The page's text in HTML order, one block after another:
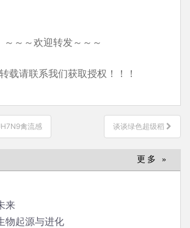
～～～欢迎转发～～～
载请联系我们获取授权！！！
禽流感 谈谈绿色超级稻
更多 »
来
物起源与进化